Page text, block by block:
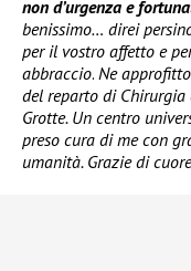
non d’urgenza e
benissimo… direi
per il vostro affetto e
abbraccio. Ne
del reparto di Chirurgia
Grotte. Un centro
preso cura di me con
umanità. Grazie di